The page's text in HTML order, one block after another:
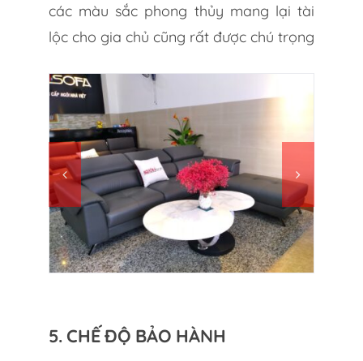
các màu sắc phong thủy mang lại tài
lộc cho gia chủ cũng rất được chú trọng
5. CHẾ ĐỘ BẢO HÀNH